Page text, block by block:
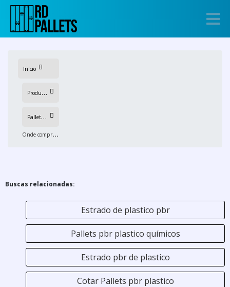
Início
P
rodutos
P
allets pbr de plastico
O
nde comprar Pallets pbr plastico
Buscas relacionadas:
Estrado de plastico pbr
Pallets pbr plastico químicos
Estrado pbr de plastico
Cotar Pallets pbr plastico